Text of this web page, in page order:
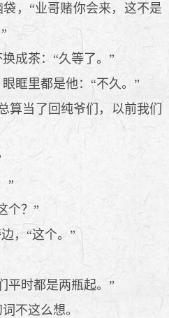
，“业哥赌你会来，这不是
成茶：“久等了。”
眶里都是他：“不久。”
算当了回纯爷们，以前我们
”
个？”
，“这个。”
平时都是两瓶起。”
不这么想。